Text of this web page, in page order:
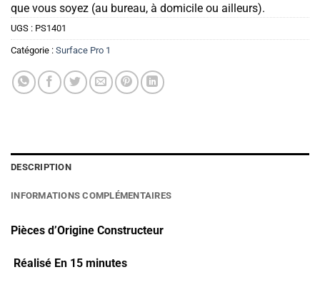
que vous soyez (au bureau, à domicile ou ailleurs).
UGS : PS1401
Catégorie : Surface Pro 1
DESCRIPTION
INFORMATIONS COMPLÉMENTAIRES
Pièces d’Origine Constructeur
Réalisé En 15 minutes